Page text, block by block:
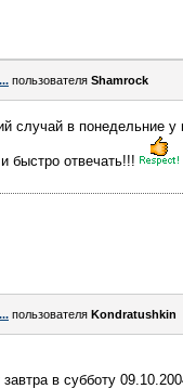
пользователя Shamrock
случай в понедельние
быстро отвечать!!!
пользователя Kondratushkin
в субботу